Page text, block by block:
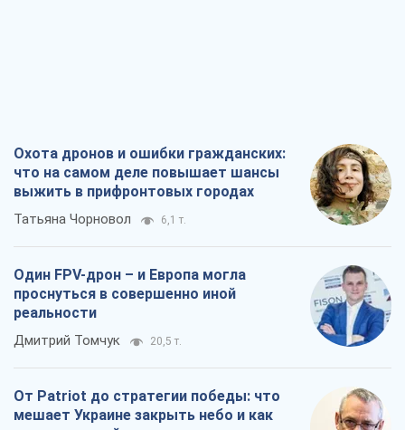
Охота дронов и ошибки гражданских:
что на самом деле повышает шансы
выжить в прифронтовых городах
Татьяна Чорновол 6,1 т.
Один FPV-дрон – и Европа могла
проснуться в совершенно иной
реальности
Дмитрий Томчук 20,5 т.
От Patriot до стратегии победы: что
мешает Украине закрыть небо и как